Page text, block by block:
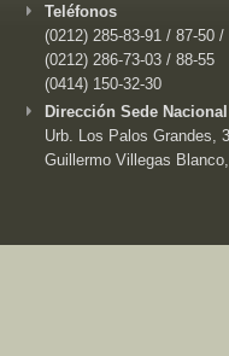
Teléfonos
(0212) 285-83-91 / 87-50 /
(0212) 286-73-03 / 88-55
(0414) 150-32-30
Dirección Sede
Urb. Los Palos Grandes,
Guillermo Villegas